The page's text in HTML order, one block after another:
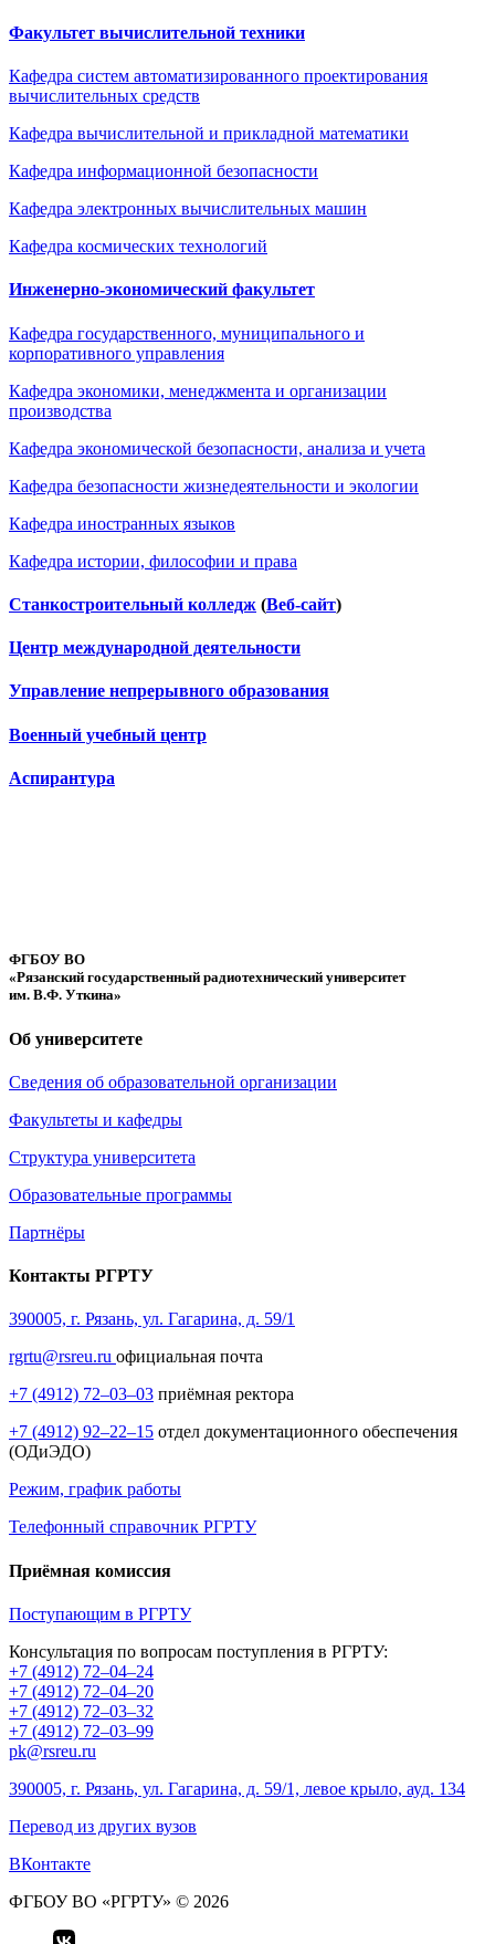
Факультет вычислительной техники
Кафедра систем автоматизированного проектирования
вычислительных средств
Кафедра вычислительной и прикладной математики
Кафедра информационной безопасности
Кафедра электронных вычислительных машин
Кафедра космических технологий
Инженерно-экономический факультет
Кафедра государственного, муниципального и
корпоративного управления
Кафедра экономики, менеджмента и организации
производства
Кафедра экономической безопасности, анализа и учета
Кафедра безопасности жизнедеятельности и экологии
Кафедра иностранных языков
Кафедра истории, философии и права
Станкостроительный колледж (Веб-сайт)
Центр международной деятельности
Управление непрерывного образования
Военный учебный центр
Аспирантура
ФГБОУ ВО
«Рязанский государственный радиотехнический университет
им. В.Ф. Уткина»
Об университете
Сведения об образовательной организации
Факультеты и кафедры
Структура университета
Образовательные программы
Партнёры
Контакты РГРТУ
390005, г. Рязань, ул. Гагарина, д. 59/1
rgrtu@rsreu.ru официальная почта
+7 (4912) 72–03–03 приёмная ректора
+7 (4912) 92–22–15 отдел документационного обеспечения
(ОДиЭДО)
Режим, график работы
Телефонный справочник РГРТУ
Приёмная комиссия
Поступающим в РГРТУ
Консультация по вопросам поступления в РГРТУ:
+7 (4912) 72–04–24
+7 (4912) 72–04–20
+7 (4912) 72–03–32
+7 (4912) 72–03–99
pk@rsreu.ru
390005, г. Рязань, ул. Гагарина, д. 59/1, левое крыло, ауд. 134
Перевод из других вузов
ВКонтакте
ФГБОУ ВО «РГРТУ» © 2026